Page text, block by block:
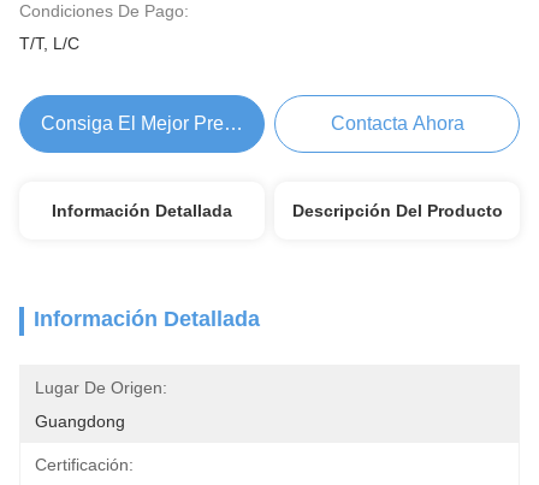
Condiciones De Pago:
T/T, L/C
Consiga El Mejor Precio Contacta Ahora
Información Detallada Descripción Del Producto
Información Detallada
Lugar De Origen:
Guangdong
Certificación: